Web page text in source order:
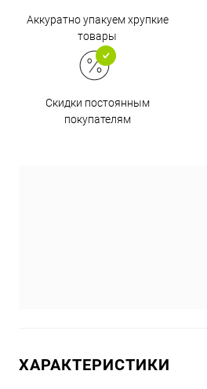
Аккуратно упакуем хрупкие
товары
Скидки постоянным
покупателям
ХАРАКТЕРИСТИКИ